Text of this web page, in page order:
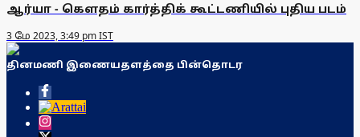
ஆர்யா - கௌதம் கார்த்திக் கூட்டணியில் புதிய படம்
3 மே 2023, 3:49 pm IST
தினமணி இணையதளத்தை பின்தொடர